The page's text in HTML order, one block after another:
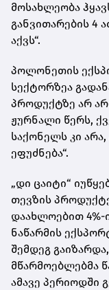
მოსახლეობა
განვითარების 4
აქვს“.
პოლონეთის
სექტორზეა
პროდუქტზე არ
ჟურნალი წერს,
საქონელს კი
ეფუძნება“.
„დი ცაიტი“
თევზის
დაახლოებით 4%-
ნაწარმის
შემდეგ
მწარმოებლებმა
ამავე პერიოდში